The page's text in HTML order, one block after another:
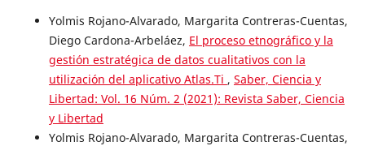
Yolmis Rojano-Alvarado, Margarita Contreras-Cuentas,
Diego Cardona-Arbeláez, El proceso etnográfico y la
gestión estratégica de datos cualitativos con la
utilización del aplicativo Atlas.Ti , Saber, Ciencia y
Libertad: Vol. 16 Núm. 2 (2021): Revista Saber, Ciencia
y Libertad
Yolmis Rojano-Alvarado, Margarita Contreras-Cuentas,